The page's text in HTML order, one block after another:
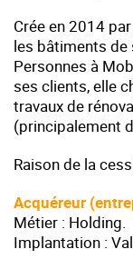
Crée en 2014
les bâtiments de
Personnes à
ses clients, elle
travaux de
(principalement
Raison de la
Acquéreur
Métier : Holding.
Implantation :